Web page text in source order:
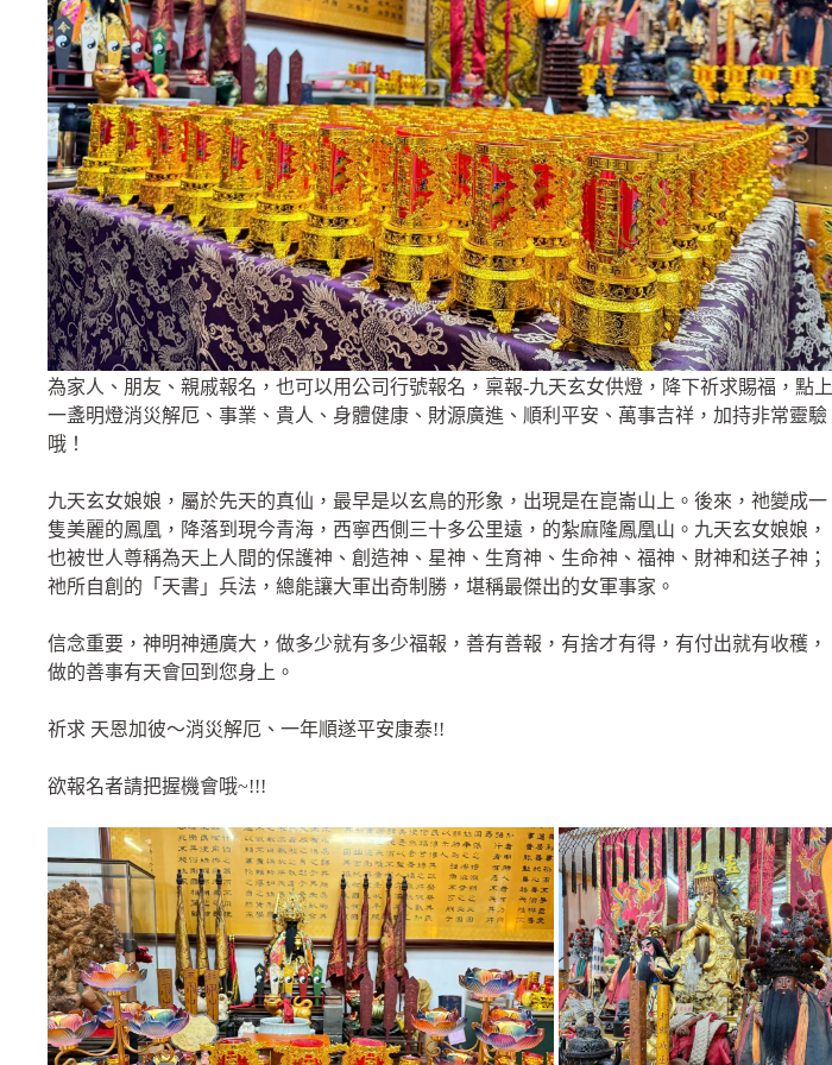
為家人、朋友、親戚報名，也可以用公司行號報名，稟報-九天玄女供燈，降下祈求賜福，點上
一盞明燈消災解厄、事業、貴人、身體健康、財源廣進、順利平安、萬事吉祥，加持非常靈驗
哦！
九天玄女娘娘，屬於先天的真仙，最早是以玄鳥的形象，出現是在崑崙山上。後來，祂變成一
隻美麗的鳳凰，降落到現今青海，西寧西側三十多公里遠，的紮麻隆鳳凰山。九天玄女娘娘，
也被世人尊稱為天上人間的保護神、創造神、星神、生育神、生命神、福神、財神和送子神；
祂所自創的「天書」兵法，總能讓大軍出奇制勝，堪稱最傑出的女軍事家。
信念重要，神明神通廣大，做多少就有多少福報，善有善報，有捨才有得，有付出就有收穫，
做的善事有天會回到您身上。
祈求 天恩加彼～消災解厄、一年順遂平安康泰!!
欲報名者請把握機會哦~!!!